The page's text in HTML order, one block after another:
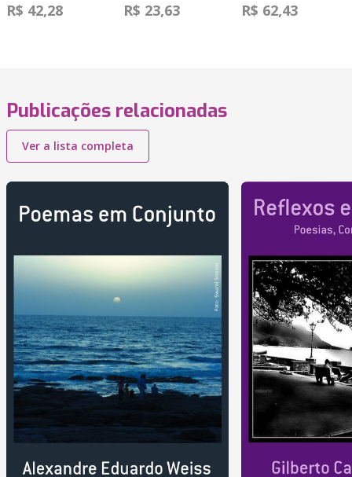
R$ 42,28 R$ 23,63 R$ 62,43
Publicações relacionadas
Ver a lista completa